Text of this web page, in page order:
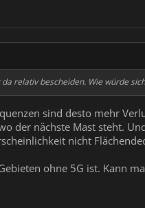
relativ bescheiden. Wie würde
sind desto mehr
der nächste Mast steht.
nicht
ohne 5G ist. Kann